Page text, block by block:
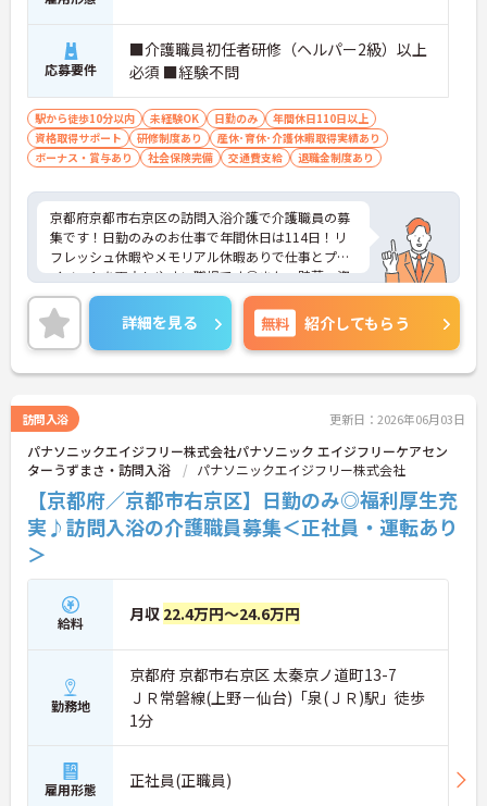
・産休・育休、子の看護等休暇も充実
・シフトは事前調整OK
■ チーム訪問で安心のケア体制
一人で抱え込まない環境が整っています。
・1日6～8件程度の訪問
・介護職2名＋看護職1名の3名体制
・役割分担が明確で安心
→ 在宅生活を支えるやりがいある仕事です
応募要件
■介護職員初任者研修（ヘルパー2級）以上
必須 ■経験不問
駅から徒歩10分以内 未経験OK 日勤のみ
年間休日110日以上
資格取得サポート
研修制度あり
産休･育休･介護休暇取得実績あり
ボーナス・賞与あり
社会保険完備 交通費支給 退職金制度あり
京都府京都市右京区の訪問入浴介護で介護職員の募
集です！日勤のみのお仕事で年間休日は114日！リ
フレッシュ休暇やメモリアル休暇ありで仕事とプラ
イベートを両立しやすい職場です◎また、貯蓄・資
産形成や暮らしに関する福利厚生が充実！安心して
長く働きやすい環境が整っています♪各種研修制度
や資格取得支援制度はもちろん、年1回のキャリア
チャレンジ制度もあり、働きながらスキルアップを
目指せる職場です！ご興味のある方は面接ポイント
詳細を見る 無料 紹介してもらう
訪問入浴 更新日：2026年06月03日
パナソニックエイジフリー株式会社パナソニック エイジフリーケアセン
ターうずまさ・訪問入浴
パナソニックエイジフリー株式会社
【京都府／京都市右京区】日勤のみ◎福利厚生充
実♪訪問入浴の介護職員募集＜正社員・運転あり
＞
給料 月収 22.4万円～24.6万円
勤務地
京都府 京都市右京区 太秦京ノ道町13-7
ＪＲ常磐線(上野－仙台)「泉(ＪＲ)駅」徒歩
1分
雇用形態 正社員(正職員)